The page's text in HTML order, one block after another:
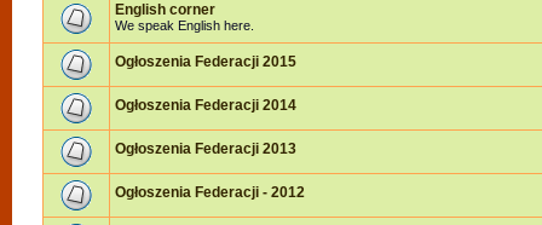
English corner
We speak English here.
Ogłoszenia Federacji 2015
Ogłoszenia Federacji 2014
Ogłoszenia Federacji 2013
Ogłoszenia Federacji - 2012